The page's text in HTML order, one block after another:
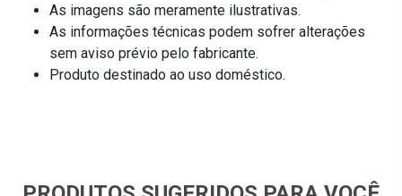
As imagens são meramente ilustrativas.
As informações técnicas podem sofrer alterações
sem aviso prévio pelo fabricante.
Produto destinado ao uso doméstico.